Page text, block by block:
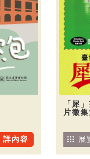
詳內容
「犀
片徵
展